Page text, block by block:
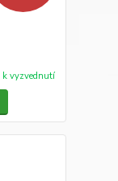
k vyzvednutí